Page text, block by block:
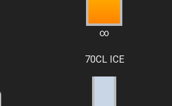
∞
70CL ICE